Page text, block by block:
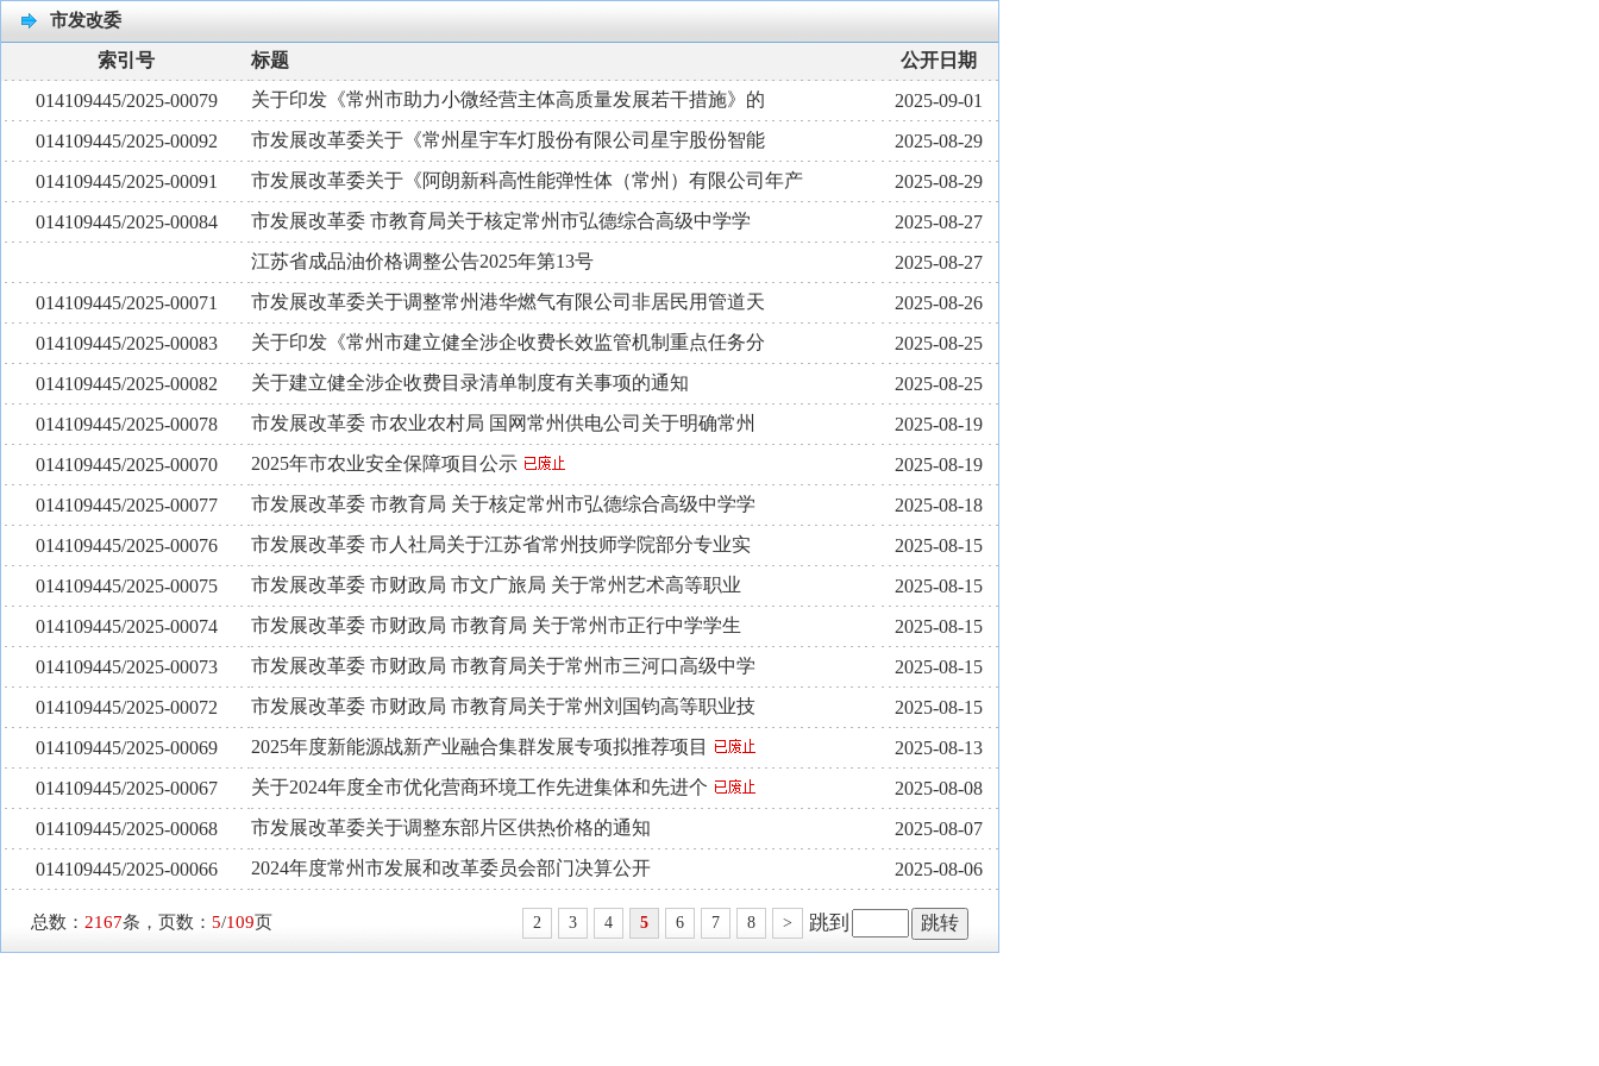
市发改委
索引号 标题
公开日期
014109445/2025-00079
关于印发《常州市助力小微经营主体高质量发展若干措施》的
2025-09-01
014109445/2025-00092
市发展改革委关于《常州星宇车灯股份有限公司星宇股份智能
2025-08-29
014109445/2025-00091
市发展改革委关于《阿朗新科高性能弹性体（常州）有限公司年产
2025-08-29
014109445/2025-00084
市发展改革委 市教育局关于核定常州市弘德综合高级中学学
2025-08-27
江苏省成品油价格调整公告2025年第13号
2025-08-27
014109445/2025-00071
市发展改革委关于调整常州港华燃气有限公司非居民用管道天
2025-08-26
014109445/2025-00083
关于印发《常州市建立健全涉企收费长效监管机制重点任务分
2025-08-25
014109445/2025-00082
关于建立健全涉企收费目录清单制度有关事项的通知
2025-08-25
014109445/2025-00078
市发展改革委 市农业农村局 国网常州供电公司关于明确常州
2025-08-19
014109445/2025-00070
2025年市农业安全保障项目公示
2025-08-19
014109445/2025-00077
市发展改革委 市教育局 关于核定常州市弘德综合高级中学学
2025-08-18
014109445/2025-00076
市发展改革委 市人社局关于江苏省常州技师学院部分专业实
2025-08-15
014109445/2025-00075
市发展改革委 市财政局 市文广旅局 关于常州艺术高等职业
2025-08-15
014109445/2025-00074
市发展改革委 市财政局 市教育局 关于常州市正行中学学生
2025-08-15
014109445/2025-00073
市发展改革委 市财政局 市教育局关于常州市三河口高级中学
2025-08-15
014109445/2025-00072
市发展改革委 市财政局 市教育局关于常州刘国钧高等职业技
2025-08-15
014109445/2025-00069
2025年度新能源战新产业融合集群发展专项拟推荐项目
2025-08-13
014109445/2025-00067
关于2024年度全市优化营商环境工作先进集体和先进个
2025-08-08
014109445/2025-00068
市发展改革委关于调整东部片区供热价格的通知
2025-08-07
014109445/2025-00066
2024年度常州市发展和改革委员会部门决算公开 2025-08-06
总数： 2167条，页数： 5/109页 2 3 4 5 6 7 8 > 跳到